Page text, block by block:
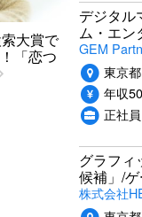
大賞で
「恋つ
デジタル
ム・エン
GEM
東京都
年収
正社員
グラフィ
候補」/
株式会社